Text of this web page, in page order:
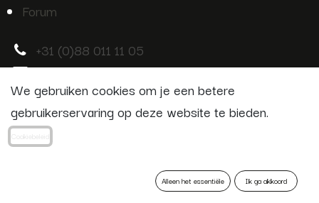
Forum
+31 (0)88 011 11 05
info@mecan.nl
Copyright © Equi products Nederlands
We gebruiken cookies om je een betere
gebruikerservaring op deze website te bieden.
Cookiebeleid
Alleen het essentiële Ik ga akkoord